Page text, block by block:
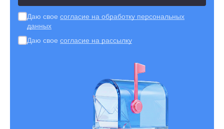
Даю свое согласие на обработку персональных
данных
Даю свое согласие на рассылку